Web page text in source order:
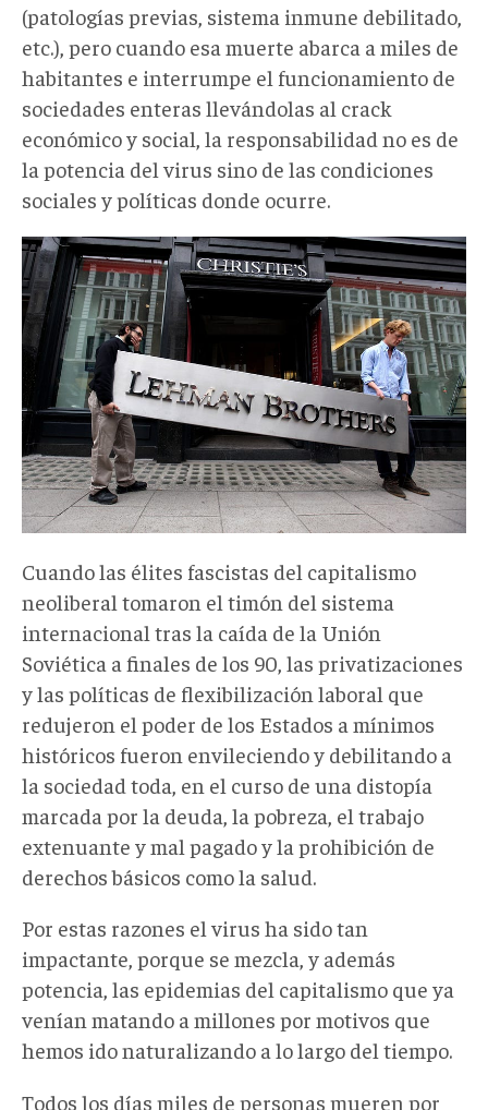
(patologías previas, sistema inmune debilitado,
etc.), pero cuando esa muerte abarca a miles de
habitantes e interrumpe el funcionamiento de
sociedades enteras llevándolas al crack
económico y social, la responsabilidad no es de
la potencia del virus sino de las condiciones
sociales y políticas donde ocurre.
Cuando las élites fascistas del capitalismo
neoliberal tomaron el timón del sistema
internacional tras la caída de la Unión
Soviética a finales de los 90, las privatizaciones
y las políticas de flexibilización laboral que
redujeron el poder de los Estados a mínimos
históricos fueron envileciendo y debilitando a
la sociedad toda, en el curso de una distopía
marcada por la deuda, la pobreza, el trabajo
extenuante y mal pagado y la prohibición de
derechos básicos como la salud.
Por estas razones el virus ha sido tan
impactante, porque se mezcla, y además
potencia, las epidemias del capitalismo que ya
venían matando a millones por motivos que
hemos ido naturalizando a lo largo del tiempo.
Todos los días miles de personas mueren por